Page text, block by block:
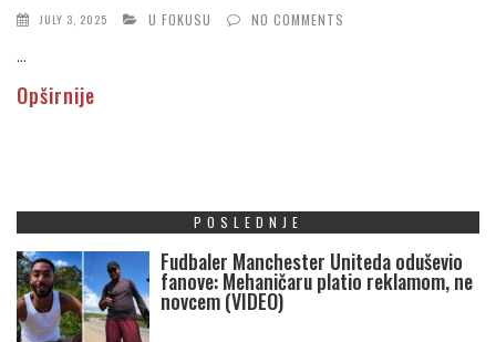
JULY 3, 2025 U FOKUSU NO COMMENTS
...
Opširnije
POSLEDNJE
Fudbaler Manchester Uniteda oduševio
fanove: Mehaničaru platio reklamom, ne
novcem (VIDEO)